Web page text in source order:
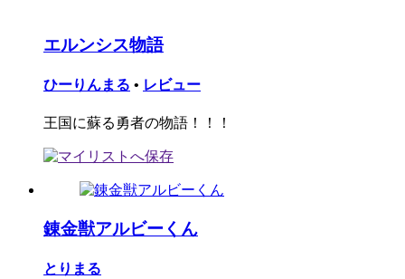
エルンシス物語
ひーりんまる • レビュー
王国に蘇る勇者の物語！！！
錬金獣アルビーくん
とりまる